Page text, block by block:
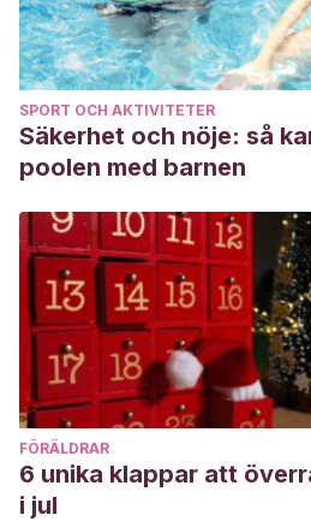
SPORT OCH AKTIVITETER
Säkerhet och nöje: så
poolen med barnen
FÖRÄLDRAR
6 unika klappar att
i jul